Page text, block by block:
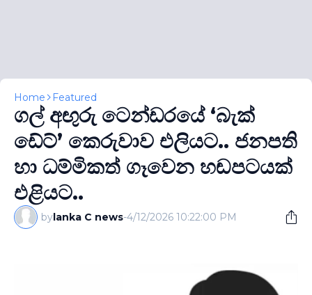
Home Featured
ගල් අඟුරු ටෙන්ඩරයේ ‘බැක්
ඩේට්’ කෙරුවාව එලියට.. ජනපති
හා ධම්මිකත් ගෑවෙන හඬපටයක්
එළියට..
bylanka C news-4/12/2026 10:22:00 PM